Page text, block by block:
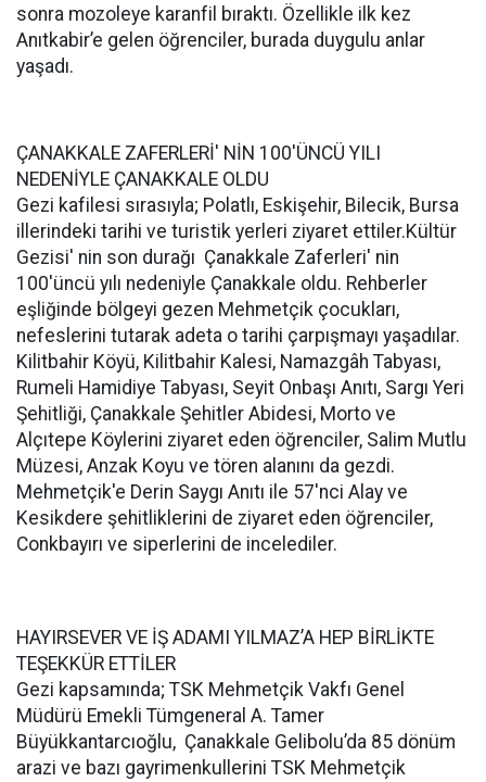
sonra mozoleye karanfil bıraktı. Özellikle ilk kez
Anıtkabir’e gelen öğrenciler, burada duygulu anlar
yaşadı.
ÇANAKKALE ZAFERLERİ' NİN 100'ÜNCÜ YILI
NEDENİYLE ÇANAKKALE OLDU
Gezi kafilesi sırasıyla; Polatlı, Eskişehir, Bilecik, Bursa
illerindeki tarihi ve turistik yerleri ziyaret ettiler.Kültür
Gezisi' nin son durağı Çanakkale Zaferleri' nin
100'üncü yılı nedeniyle Çanakkale oldu. Rehberler
eşliğinde bölgeyi gezen Mehmetçik çocukları,
nefeslerini tutarak adeta o tarihi çarpışmayı yaşadılar.
Kilitbahir Köyü, Kilitbahir Kalesi, Namazgâh Tabyası,
Rumeli Hamidiye Tabyası, Seyit Onbaşı Anıtı, Sargı Yeri
Şehitliği, Çanakkale Şehitler Abidesi, Morto ve
Alçıtepe Köylerini ziyaret eden öğrenciler, Salim Mutlu
Müzesi, Anzak Koyu ve tören alanını da gezdi.
Mehmetçik'e Derin Saygı Anıtı ile 57'nci Alay ve
Kesikdere şehitliklerini de ziyaret eden öğrenciler,
Conkbayırı ve siperlerini de incelediler.
HAYIRSEVER VE İŞ ADAMI YILMAZ’A HEP BİRLİKTE
TEŞEKKÜR ETTİLER
Gezi kapsamında; TSK Mehmetçik Vakfı Genel
Müdürü Emekli Tümgeneral A. Tamer
Büyükkantarcıoğlu, Çanakkale Gelibolu’da 85 dönüm
arazi ve bazı gayrimenkullerini TSK Mehmetçik